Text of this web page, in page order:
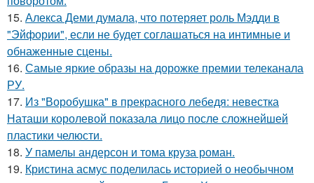
15. Алекса Деми думала, что потеряет роль Мэдди в
"Эйфории", если не будет соглашаться на интимные и
обнаженные сцены.
16. Самые яркие образы на дорожке премии телеканала
РУ.
17. Из "Воробушка" в прекрасного лебедя: невестка
Наташи королевой показала лицо после сложнейшей
пластики челюсти.
18. У памелы андерсон и тома круза роман.
19. Кристина асмус поделилась историей о необычном